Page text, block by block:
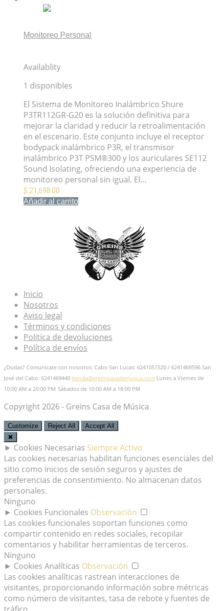
Monitoreo Personal
Availablity
1 disponibles
El Sistema de Monitoreo Inalámbrico Shure
P3TR112GR-G20 es la solución definitiva para
mejorar la claridad y reducir la retroalimentación
en el escenario. Este conjunto incluye el receptor
bodypack inalámbrico P3R, el transmisor
inalámbrico P3T PSM®300 y los auriculares SE112
Sound Isolating, ofreciendo una experiencia de
monitoreo personal sin igual. El…
$ 21,698.00
Añadir al carrito
Inicio
Nosotros
Aviso legal
Términos y condiciones
Politica de devoluciones
Política de envíos
¿Dudas? Comunicate con nosotros: Cabo San Lucas: 6241051520 / 6241469596 San
José del Cabo: 6241469440 tienda@greinscasademusica.com Lunes a Viernes de
10:00 AM a 20:00 PM Sábados de 10:00 AM a 18:00 PM
Copyright 2026 - Greins Casa de Música
Customize Reject All
Accept All
✖
► Cookies Necesarias Siempre Activo
Las cookies necesarias habilitan funciones esenciales del
sitio como inicios de sesión seguros y ajustes de
preferencias de consentimiento. No almacenan datos
personales.
Ninguno
► Cookies Funcionales Observación
Las cookies funcionales soportan funciones como
compartir contenido en redes sociales, recopilar
comentarios y habilitar herramientas de terceros.
Ninguno
► Cookies Analíticas Observación
Las cookies analíticas rastrean interacciones de
visitantes, proporcionando información sobre métricas
como número de visitantes, tasa de rebote y fuentes de